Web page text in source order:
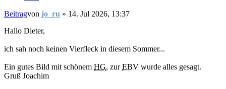
Beitragvon jo_ru » 14. Jul 2026, 13:37
Hallo Dieter,
ich sah noch keinen Vierfleck in diesem Sommer...
Ein gutes Bild mit schönem HG, zurEBV wurde alles gesagt.
Gruß Joachim